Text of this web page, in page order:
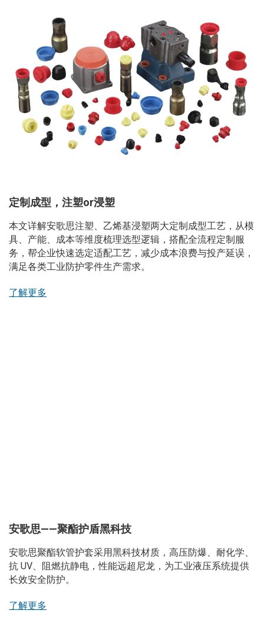
定制成型，注塑or浸塑
本文详解安歌思注塑、乙烯基浸塑两大定制成型工艺，从模
具、产能、成本等维度梳理选型逻辑，搭配全流程定制服
务，帮企业快速选定适配工艺，减少成本浪费与投产延误，
满足各类工业防护零件生产需求。
了解更多
安歌思——聚酯护盾黑科技
安歌思聚酯软管护套采用黑科技材质，高压防爆、耐化学、
抗 UV、阻燃抗静电，性能远超尼龙，为工业液压系统提供
长效安全防护。
了解更多